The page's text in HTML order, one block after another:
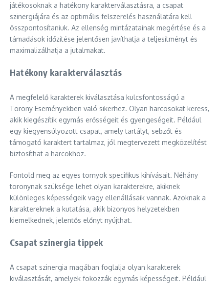
játékosoknak a hatékony karakterválasztásra, a csapat
szinergiájára és az optimális felszerelés használatára kell
összpontosítaniuk. Az ellenség mintázatainak megértése és a
támadások időzítése jelentősen javíthatja a teljesítményt és
maximalizálhatja a jutalmakat.
Hatékony karakterválasztás
A megfelelő karakterek kiválasztása kulcsfontosságú a
Torony Eseményekben való sikerhez. Olyan harcosokat keress,
akik kiegészítik egymás erősségeit és gyengeségeit. Például
egy kiegyensúlyozott csapat, amely tartályt, sebzőt és
támogató karaktert tartalmaz, jól megtervezett megközelítést
biztosíthat a harcokhoz.
Fontold meg az egyes tornyok specifikus kihívásait. Néhány
toronynak szüksége lehet olyan karakterekre, akiknek
különleges képességeik vagy ellenállásaik vannak. Azoknak a
karaktereknek a kutatása, akik bizonyos helyzetekben
kiemelkednek, jelentős előnyt nyújthat.
Csapat szinergia tippek
A csapat szinergia magában foglalja olyan karakterek
kiválasztását, amelyek fokozzák egymás képességeit. Például